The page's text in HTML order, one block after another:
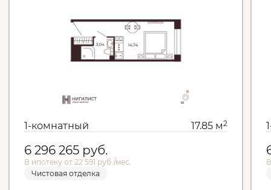
1-комнатный 17.85 м2
6 296 265 руб.
В ипотеку от 22 591 руб./мес.
Чистовая отделка